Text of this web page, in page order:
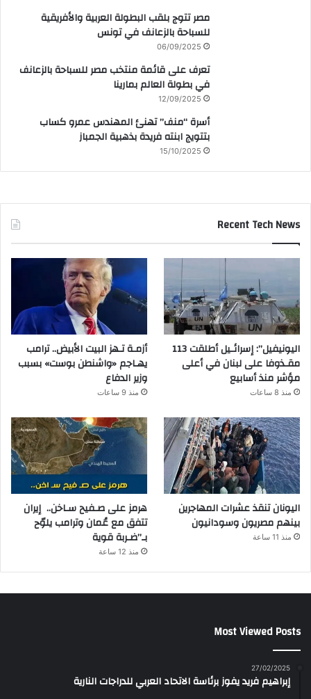
مصر تتوج بلقب البطولة العربية والأفريقية
للسباحة بالزعانف في تونس
06/09/2025
تعرف على قائمة منتخب مصر للسباحة بالزعانف
في بطولة العالم بمارينا
12/09/2025
أسرة “منف” تهنئ المهندس عمرو كساب
بتتويج ابنته فريدة بذهبية الجمباز
15/10/2025
Recent Tech News
اليونيفيل”: إسرائـيل أطلقت 113
مقـذوفا على لبنان في أعلى
مؤشر منذ أسابيع
منذ 8 ساعات
أزمـة تـهز البيت الأبيض.. ترامب
يهـاجم «واشنطن بوست» بسبب
وزير الدفاع
منذ 9 ساعات
اليونان تنقذ عشرات المهاجرين
بينهم مصريون وسودانيون
منذ 11 ساعة
هرمز على صـفيح سـاخن.. إيران
تتفق مع عُمان وترامب يلوّح
بـ”ضـربة قوية
منذ 12 ساعة
Most Viewed Posts
27/02/2025
إبراهيم فريد يفوز برئاسة الاتحاد العربي للدراجات النارية